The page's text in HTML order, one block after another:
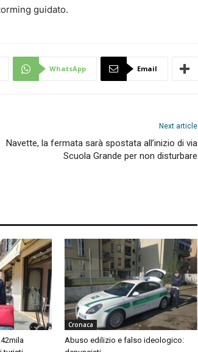
guidato.
WhatsApp Email
Next article
Navette, la fermata sarà spostata all’inizio di via
Scuola Grande per non disturbare
Cronaca
Abuso edilizio e falso ideologico: